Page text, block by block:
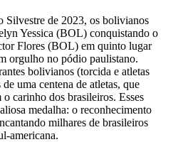
Silvestre de 2023, os bolivianos
Yessica (BOL) conquistando o
Flores (BOL) em quinto lugar
orgulho no pódio paulistano.
bolivianos (torcida e atletas
uma centena de atletas, que
carinho dos brasileiros. Esses
medalha: o reconhecimento
milhares de brasileiros
americana.